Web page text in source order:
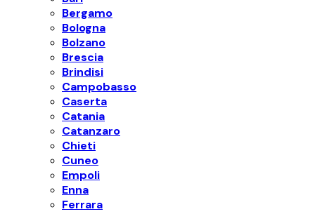
Bergamo
Bologna
Bolzano
Brescia
Brindisi
Campobasso
Caserta
Catania
Catanzaro
Chieti
Cuneo
Empoli
Enna
Ferrara